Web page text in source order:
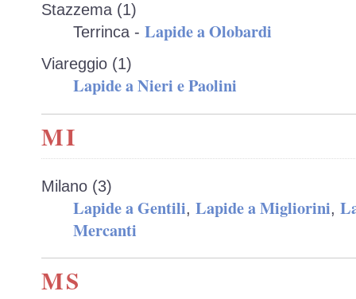
Stazzema (1)
Terrinca - Lapide a Olobardi
Viareggio (1)
Lapide a Nieri e Paolini
MI
Milano (3)
Lapide a Gentili, Lapide a Migliorini,
Mercanti
MS